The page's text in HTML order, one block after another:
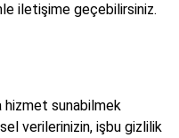
iletişime geçebilirsiniz.
sunabilmek
verilerinizin, işbu gizlilik